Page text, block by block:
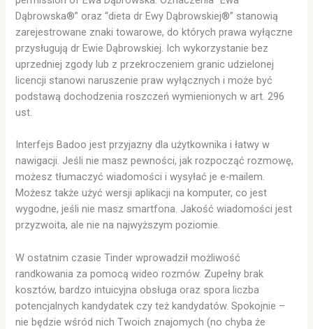
Dąbrowska®” oraz “dieta dr Ewy Dąbrowskiej®” stanowią
zarejestrowane znaki towarowe, do których prawa wyłączne
przysługują dr Ewie Dąbrowskiej. Ich wykorzystanie bez
uprzedniej zgody lub z przekroczeniem granic udzielonej
licencji stanowi naruszenie praw wyłącznych i może być
podstawą dochodzenia roszczeń wymienionych w art. 296
ust.
Interfejs Badoo jest przyjazny dla użytkownika i łatwy w
nawigacji. Jeśli nie masz pewności, jak rozpocząć rozmowę,
możesz tłumaczyć wiadomości i wysyłać je e-mailem.
Możesz także użyć wersji aplikacji na komputer, co jest
wygodne, jeśli nie masz smartfona. Jakość wiadomości jest
przyzwoita, ale nie na najwyższym poziomie.
W ostatnim czasie Tinder wprowadził możliwość
randkowania za pomocą wideo rozmów. Zupełny brak
kosztów, bardzo intuicyjna obsługa oraz spora liczba
potencjalnych kandydatek czy też kandydatów. Spokojnie –
nie będzie wśród nich Twoich znajomych (no chyba że